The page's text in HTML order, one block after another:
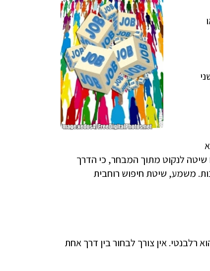
לנקוט מתוך המבחר, כי הדרך
משמע, שיטת חיפוש רוחבית
אין צורך לבחור בין דרך אחת